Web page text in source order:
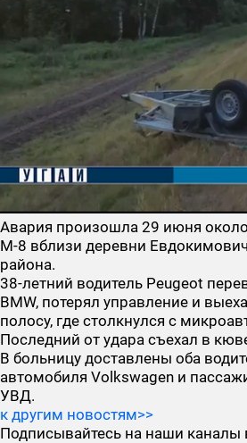
Авария произошла 29 июня
М-8 вблизи деревни
района.
38-летний водитель Peugeot
BMW, потерял управление и
полосу, где столкнулся с
Последний от удара съехал в
В больницу доставлены оба
автомобиля Volkswagen и
УВД.
к другим новостям>>
Подписывайтесь на наши каналы